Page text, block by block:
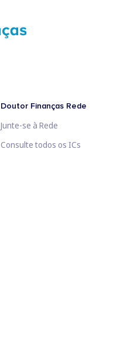
Doutor Finanças Rede
Junte-se à Rede
Consulte todos os ICs